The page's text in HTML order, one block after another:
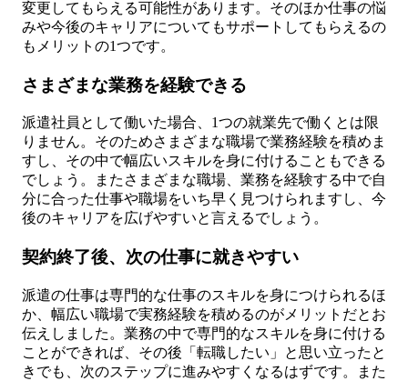
変更してもらえる可能性があります。そのほか仕事の悩
みや今後のキャリアについてもサポートしてもらえるの
もメリットの1つです。
さまざまな業務を経験できる
派遣社員として働いた場合、1つの就業先で働くとは限
りません。そのためさまざまな職場で業務経験を積めま
すし、その中で幅広いスキルを身に付けることもできる
でしょう。またさまざまな職場、業務を経験する中で自
分に合った仕事や職場をいち早く見つけられますし、今
後のキャリアを広げやすいと言えるでしょう。
契約終了後、次の仕事に就きやすい
派遣の仕事は専門的な仕事のスキルを身につけられるほ
か、幅広い職場で実務経験を積めるのがメリットだとお
伝えしました。業務の中で専門的なスキルを身に付ける
ことができれば、その後「転職したい」と思い立ったと
きでも、次のステップに進みやすくなるはずです。また